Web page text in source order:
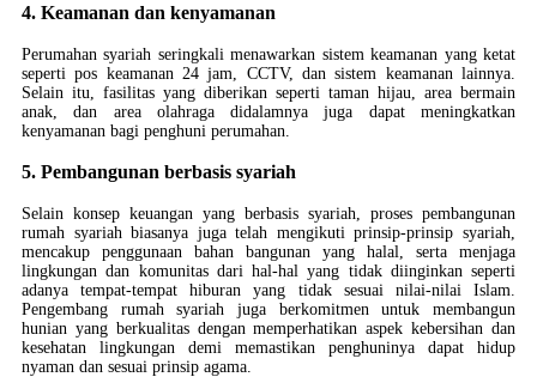
4. Keamanan dan kenyamanan
Perumahan syariah seringkali menawarkan sistem keamanan yang ketat
seperti pos keamanan 24 jam, CCTV, dan sistem keamanan lainnya.
Selain itu, fasilitas yang diberikan seperti taman hijau, area bermain
anak, dan area olahraga didalamnya juga dapat meningkatkan
kenyamanan bagi penghuni perumahan.
5. Pembangunan berbasis syariah
Selain konsep keuangan yang berbasis syariah, proses pembangunan
rumah syariah biasanya juga telah mengikuti prinsip-prinsip syariah,
mencakup penggunaan bahan bangunan yang halal, serta menjaga
lingkungan dan komunitas dari hal-hal yang tidak diinginkan seperti
adanya tempat-tempat hiburan yang tidak sesuai nilai-nilai Islam.
Pengembang rumah syariah juga berkomitmen untuk membangun
hunian yang berkualitas dengan memperhatikan aspek kebersihan dan
kesehatan lingkungan demi memastikan penghuninya dapat hidup
nyaman dan sesuai prinsip agama.